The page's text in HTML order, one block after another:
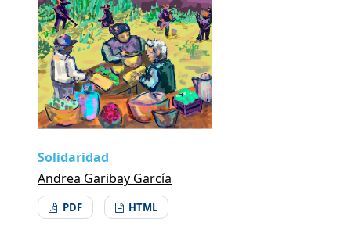
Solidaridad
Andrea Garibay García
PDF HTML